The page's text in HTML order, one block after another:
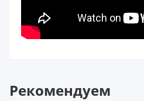
Рекомендуем